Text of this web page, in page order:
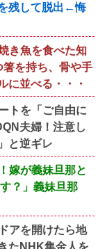
残して脱出←悔
き魚を食べた知
を持ち、骨や手
に並べる・・・
トを「ご自由に
夫婦！注意し
と逆ギレ
嫁が義妹旦那と
？」義妹旦那
アを開けたら地
たNHK集金人を